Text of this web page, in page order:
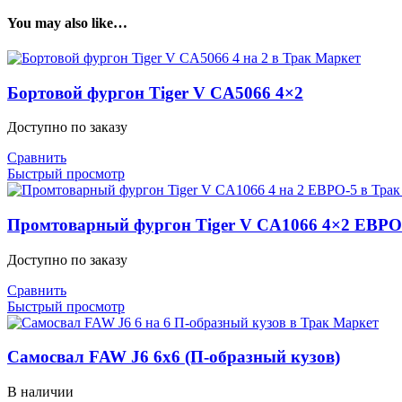
You may also like…
Бортовой фургон Tiger V CA5066 4×2
Доступно по заказу
Сравнить
Быстрый просмотр
Промтоварный фургон Tiger V CA1066 4×2
Доступно по заказу
Сравнить
Быстрый просмотр
Самосвал FAW J6 6х6 (П-образный кузов)
В наличии